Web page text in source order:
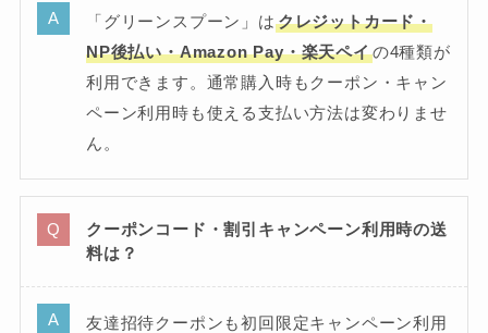
「グリーンスプーン」は クレジットカード・
NP後払い・Amazon Pay・楽天ペイの4種類が
利用できます。通常購入時もクーポン・キャン
ペーン利用時も使える支払い方法は変わりませ
ん。
クーポンコード・割引キャンペーン利用時の送
料は？
友達招待クーポンも初回限定キャンペーン利用